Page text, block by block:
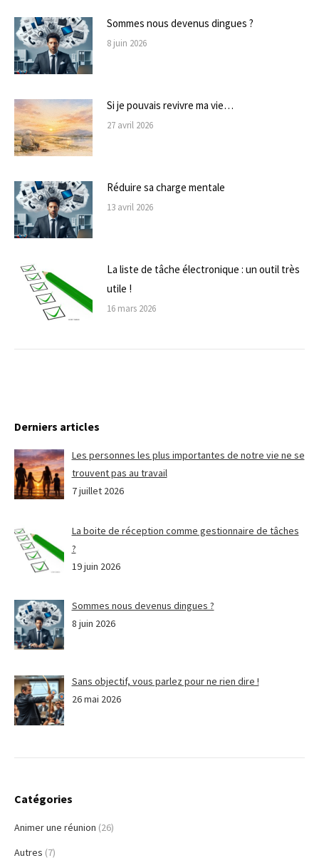
Sommes nous devenus dingues ?
8 juin 2026
Si je pouvais revivre ma vie…
27 avril 2026
Réduire sa charge mentale
13 avril 2026
La liste de tâche électronique : un outil très
utile !
16 mars 2026
Derniers articles
Les personnes les plus importantes de notre vie ne se
trouvent pas au travail
7 juillet 2026
La boite de réception comme gestionnaire de tâches
?
19 juin 2026
Sommes nous devenus dingues ?
8 juin 2026
Sans objectif, vous parlez pour ne rien dire !
26 mai 2026
Catégories
Animer une réunion (26)
Autres (7)